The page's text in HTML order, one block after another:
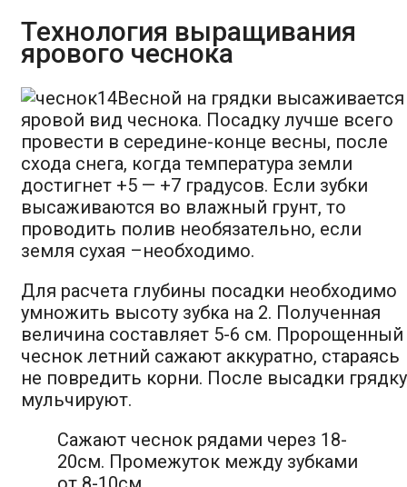
Технология выращивания
ярового чеснока
Весной на грядки высаживается
яровой вид чеснока. Посадку лучше всего
провести в середине-конце весны, после
схода снега, когда температура земли
достигнет +5 — +7 градусов. Если зубки
высаживаются во влажный грунт, то
проводить полив необязательно, если
земля сухая –необходимо.
Для расчета глубины посадки необходимо
умножить высоту зубка на 2. Полученная
величина составляет 5-6 см. Пророщенный
чеснок летний сажают аккуратно, стараясь
не повредить корни. После высадки грядку
мульчируют.
Сажают чеснок рядами через 18-
20см. Промежуток между зубками